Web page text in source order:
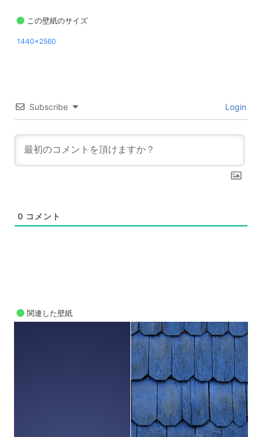
この壁紙のサイズ
1440x2560
Subscribe Login
0 コメント
関連した壁紙